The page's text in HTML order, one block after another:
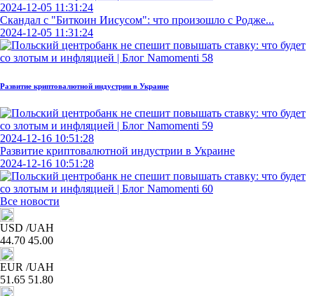
2024-12-05 11:31:24
Скандал с "Биткоин Иисусом": что произошло с Родже...
2024-12-05 11:31:24
Развитие криптовалютной индустрии в Украине
2024-12-16 10:51:28
Развитие криптовалютной индустрии в Украине
2024-12-16 10:51:28
Все новости
USD /UAH
44.70 45.00
EUR /UAH
51.65 51.80